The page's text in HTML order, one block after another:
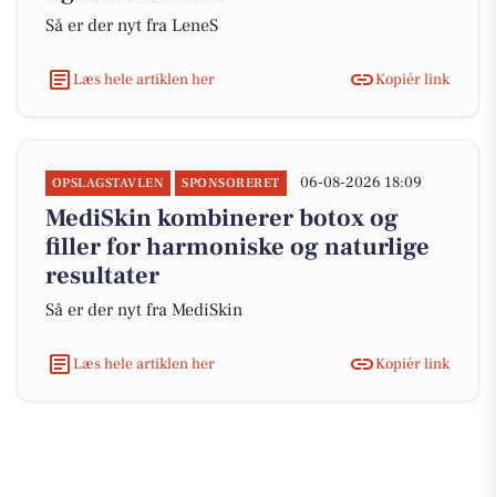
Så er der nyt fra LeneS
Læs hele artiklen her Kopiér link
OPSLAGSTAVLEN SPONSORERET 06-08-2026 18:09
MediSkin kombinerer botox og
filler for harmoniske og naturlige
resultater
Så er der nyt fra MediSkin
Læs hele artiklen her Kopiér link